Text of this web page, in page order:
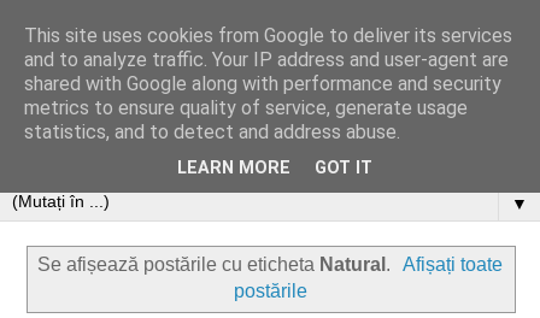
▼
Se afișează postările cu eticheta Natural .
Afișați toate
postările
This site uses cookies from Google to deliver its services
and to analyze traffic. Your IP address and user-agent are
shared with Google along with performance and security
metrics to ensure quality of service, generate usage
statistics, and to detect and address abuse.
LEARN MORE GOT IT